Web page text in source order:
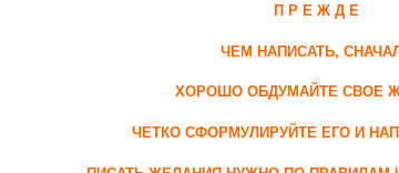
П Р Е Ж Д Е
ЧЕМ НАПИСАТЬ,
ХОРОШО ОБДУМАЙТЕ СВОЕ
ЧЕТКО СФОРМУЛИРУЙТЕ ЕГО И